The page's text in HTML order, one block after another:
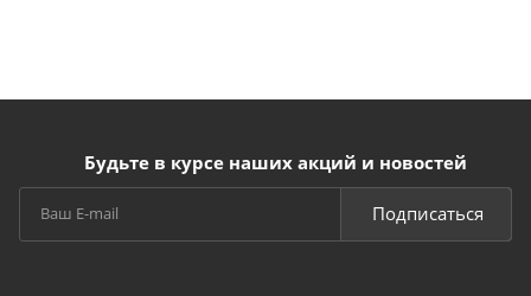
Будьте в курсе наших акций и новостей
Подписаться